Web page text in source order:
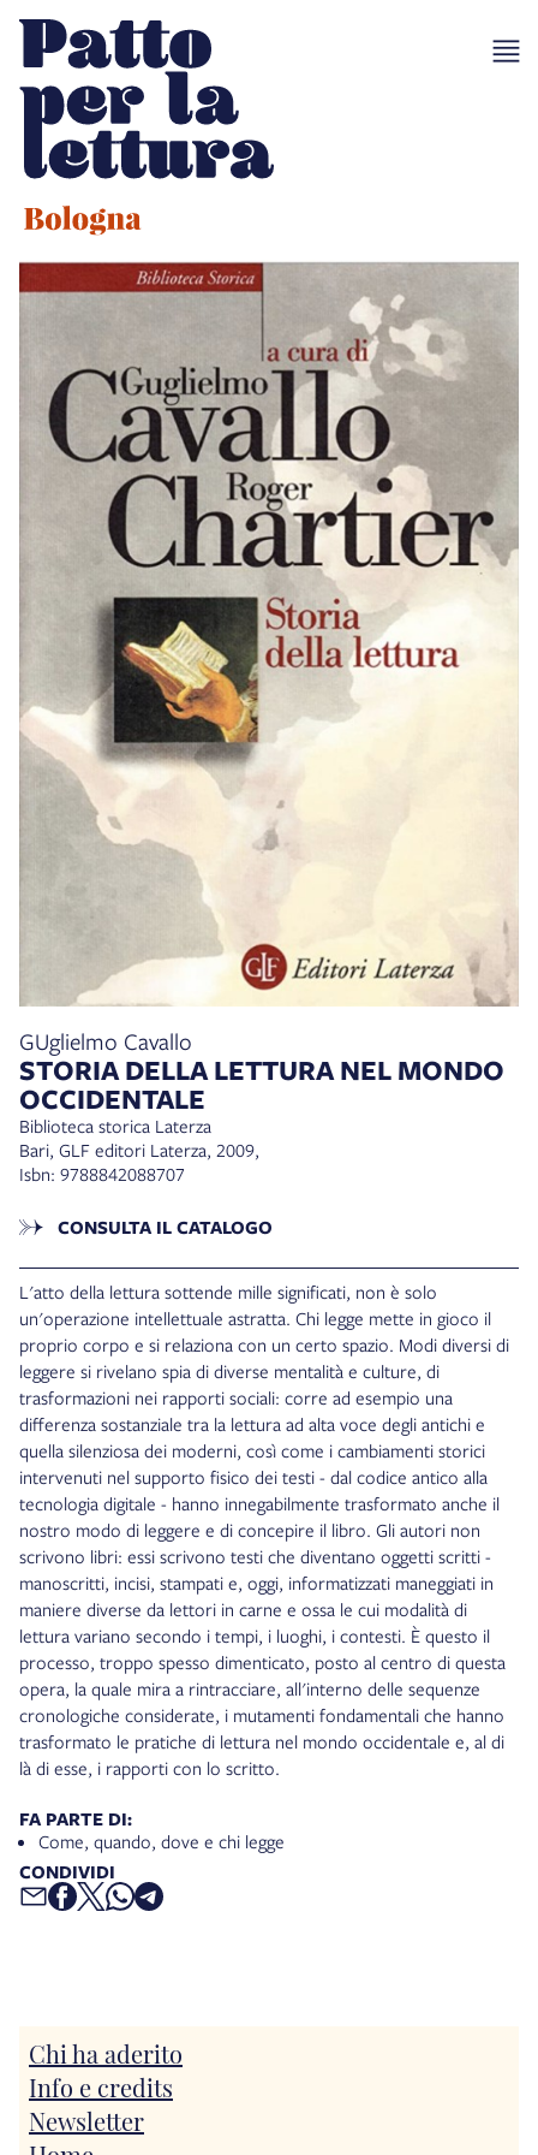
GUglielmo Cavallo
STORIA DELLA LETTURA NEL MONDO
OCCIDENTALE
Biblioteca storica Laterza
Bari, GLF editori Laterza, 2009,
Isbn: 9788842088707
CONSULTA IL CATALOGO
L'atto della lettura sottende mille significati, non è solo
un'operazione intellettuale astratta. Chi legge mette in gioco il
proprio corpo e si relaziona con un certo spazio. Modi diversi di
leggere si rivelano spia di diverse mentalità e culture, di
trasformazioni nei rapporti sociali: corre ad esempio una
differenza sostanziale tra la lettura ad alta voce degli antichi e
quella silenziosa dei moderni, così come i cambiamenti storici
intervenuti nel supporto fisico dei testi - dal codice antico alla
tecnologia digitale - hanno innegabilmente trasformato anche il
nostro modo di leggere e di concepire il libro. Gli autori non
scrivono libri: essi scrivono testi che diventano oggetti scritti -
manoscritti, incisi, stampati e, oggi, informatizzati maneggiati in
maniere diverse da lettori in carne e ossa le cui modalità di
lettura variano secondo i tempi, i luoghi, i contesti. È questo il
processo, troppo spesso dimenticato, posto al centro di questa
opera, la quale mira a rintracciare, all'interno delle sequenze
cronologiche considerate, i mutamenti fondamentali che hanno
trasformato le pratiche di lettura nel mondo occidentale e, al di
là di esse, i rapporti con lo scritto.
FA PARTE DI:
Come, quando, dove e chi legge
CONDIVIDI
Chi ha aderito
Info e credits
Newsletter